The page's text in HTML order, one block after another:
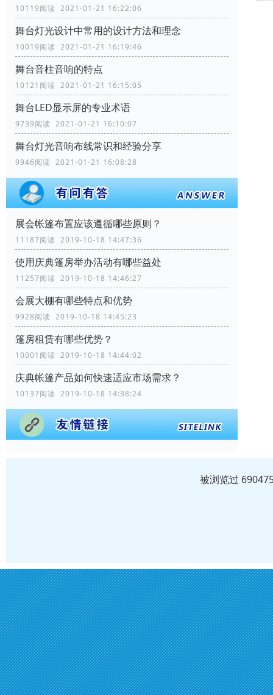
10119阅读 2021-01-21 16:22:06
舞台灯光设计中常用的设计方法和理念
10019阅读 2021-01-21 16:19:46
舞台音柱音响的特点
10121阅读 2021-01-21 16:15:05
舞台LED显示屏的专业术语
9739阅读 2021-01-21 16:10:07
舞台灯光音响布线常识和经验分享
9946阅读 2021-01-21 16:08:28
展会帐篷布置应该遵循哪些原则？
11187阅读 2019-10-18 14:47:36
使用庆典篷房举办活动有哪些益处
11257阅读 2019-10-18 14:46:27
会展大棚有哪些特点和优势
9928阅读 2019-10-18 14:45:23
篷房租赁有哪些优势？
10001阅读 2019-10-18 14:44:02
庆典帐篷产品如何快速适应市场需求？
10137阅读 2019-10-18 14:38:24
被浏览过